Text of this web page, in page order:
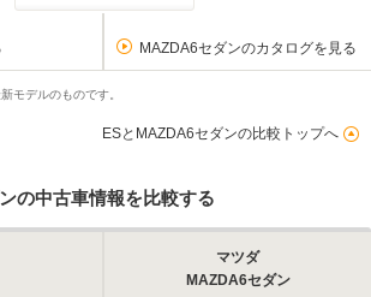
MAZDA6セダンのカタログを見る
モデルのものです。
ESとMAZDA6セダンの比較トップへ
の中古車情報を比較する
マツダ
MAZDA6セダン